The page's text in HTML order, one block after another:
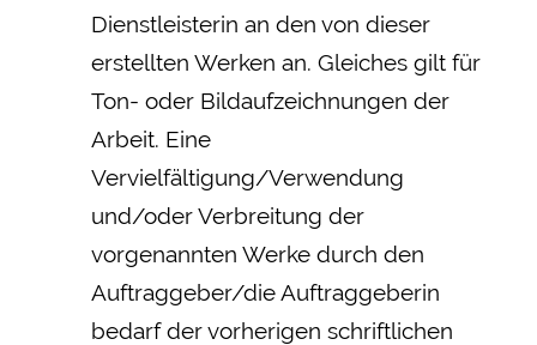
Dienstleisterin an den von dieser
erstellten Werken an. Gleiches gilt für
Ton- oder Bildaufzeichnungen der
Arbeit. Eine
Vervielfältigung/Verwendung
und/oder Verbreitung der
vorgenannten Werke durch den
Auftraggeber/die Auftraggeberin
bedarf der vorherigen schriftlichen